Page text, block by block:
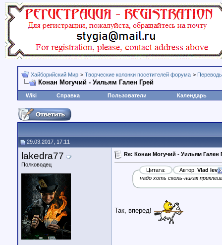
Хайборийский Мир > Творческие колонки посетителей форума >
Конан Могучий - Уильям Гален Грей
Wiki Справка Пользователи Календарь
29.03.2017, 17:11
lakedra77
Полководец
Re: Конан Могучий - Уильям Гален
Цитата: Автор: Vlad lev
надо хоть сколь-никак
Так, вперед!